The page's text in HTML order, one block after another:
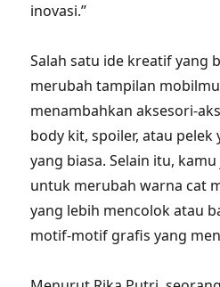
inovasi.”
Salah satu ide kreatif yang
merubah tampilan
menambahkan aksesori-
body kit, spoiler, atau pelek
yang biasa. Selain itu,
untuk merubah warna cat
yang lebih mencolok atau
motif-motif grafis yang